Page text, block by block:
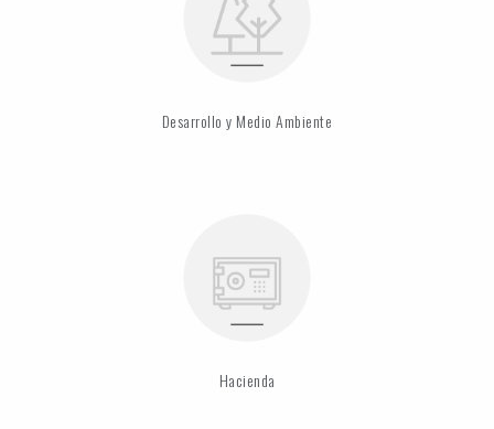
Desarrollo y Medio Ambiente
Hacienda